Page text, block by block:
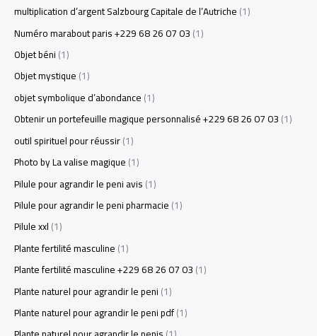
multiplication d’argent Salzbourg Capitale de l’Autriche(1)
Numéro marabout paris +229 68 26 07 03(1)
Objet béni(1)
Objet mystique(1)
objet symbolique d’abondance(1)
Obtenir un portefeuille magique personnalisé +229 68 26 07 03(1)
outil spirituel pour réussir(1)
Photo by La valise magique(1)
Pilule pour agrandir le peni avis(1)
Pilule pour agrandir le peni pharmacie(1)
Pilule xxl(1)
Plante fertilité masculine(1)
Plante fertilité masculine +229 68 26 07 03(1)
Plante naturel pour agrandir le peni(1)
Plante naturel pour agrandir le peni pdf(1)